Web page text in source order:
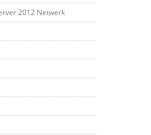
2012 Netwerk